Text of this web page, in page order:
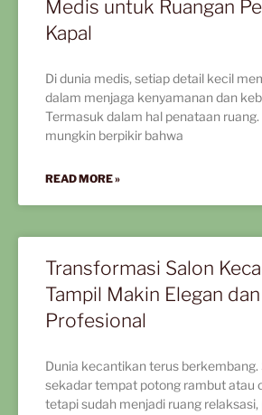
Medis untuk Ruangan
Kapal
Di dunia medis, setiap detail kecil
dalam menjaga kenyamanan dan
Termasuk dalam hal penataan
mungkin berpikir bahwa
READ MORE »
Transformasi Salon
Tampil Makin Elegan dan
Profesional
Dunia kecantikan terus berkembang.
sekadar tempat potong rambut atau
tetapi sudah menjadi ruang relaksasi,